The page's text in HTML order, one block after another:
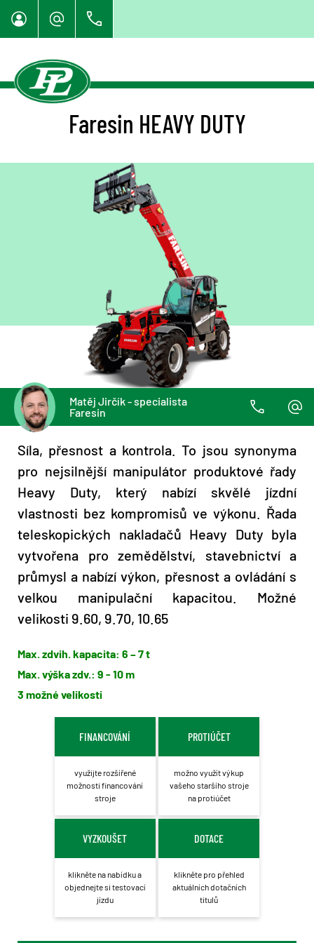
Faresin HEAVY DUTY
Matěj Jirčík - specialista
Faresin
Síla, přesnost a kontrola. To jsou synonyma
pro nejsilnější manipulátor produktové řady
Heavy Duty, který nabízí skvělé jízdní
vlastnosti bez kompromisů ve výkonu. Řada
teleskopických nakladačů Heavy Duty byla
vytvořena pro zemědělství, stavebnictví a
průmysl a nabízí výkon, přesnost a ovládání s
velkou manipulační kapacitou. Možné
velikosti 9.60, 9.70, 10.65
Max. zdvih. kapacita: 6 – 7 t
Max. výška zdv.: 9 - 10 m
3 možné velikosti
FINANCOVÁNÍ
využijte rozšířené
možnosti financování
stroje
PROTIÚČET
možno využít výkup
vašeho staršího stroje
na protiúčet
VYZKOUŠET
klikněte na nabídku a
objednejte si testovací
jízdu
DOTACE
klikněte pro přehled
aktuálních dotačních
titulů